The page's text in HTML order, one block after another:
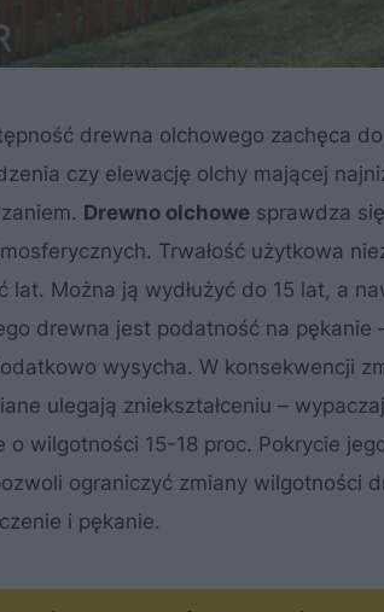
drewna olchowego zachęca
czy elewację olchy mającej
Drewno olchowe sprawdza
Trwałość użytkowa
lat. Można ją wydłużyć do 15 lat, a
drewna jest podatność na pękanie
wysycha. W konsekwencji
ulegają zniekształceniu –
o wilgotności 15-18 proc. Pokrycie
ograniczyć zmiany wilgotności
i pękanie.